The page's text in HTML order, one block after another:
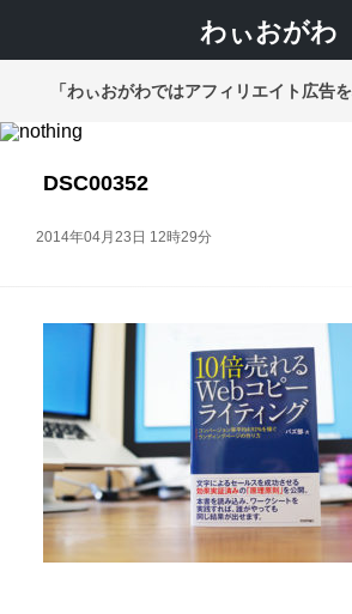
わぃおがわ
「わぃおがわではアフィリエイト広告
DSC00352
2014年04月23日 12時29分